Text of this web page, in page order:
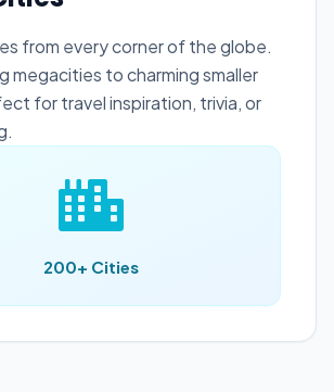
from every corner of the globe.
megacities to charming smaller
for travel inspiration, trivia, or
200+ Cities